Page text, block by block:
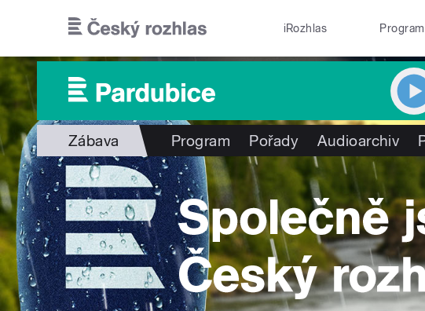
iRozhlas Program
Zábava Program Pořady Audioarchiv